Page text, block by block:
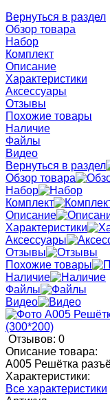
Вернуться в раздел
Обзор товара
Набор
Комплект
Описание
Характеристики
Аксессуары
Отзывы
Похожие товары
Наличие
Файлы
Видео
Вернуться в раздел
Обзор товара
Набор
Комплект
Описание
Характеристики
Аксессуары
Отзывы
Похожие товары
Наличие
Файлы
Видео
Отзывов: 0
Описание товара:
А005 Решётка
Характеристики:
Все характеристики